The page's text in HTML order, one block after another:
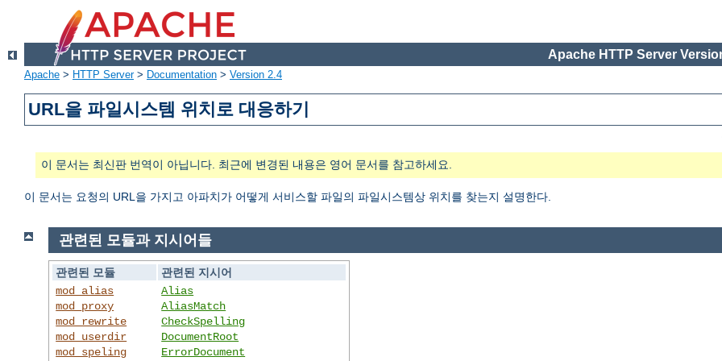
Apache HTTP Server
Apache > HTTP Server> Documentation > Version 2.4
URL을 파일시스템 위치로 대응하기
이 문서는 최신판 번역이 아닙니다. 최근에 변경된 내용은 영어 문서를 참고하세요.
이 문서는 요청의 URL을 가지고 아파치가 어떻게 서비스할 파일의 파일시스템상 위치를 찾는지 설명한다.
관련된 모듈과 지시어들
관련된 모듈
관련된 지시어
mod_alias
mod_proxy
mod_rewrite
mod_userdir
mod_speling
Alias
AliasMatch
CheckSpelling
DocumentRoot
ErrorDocument